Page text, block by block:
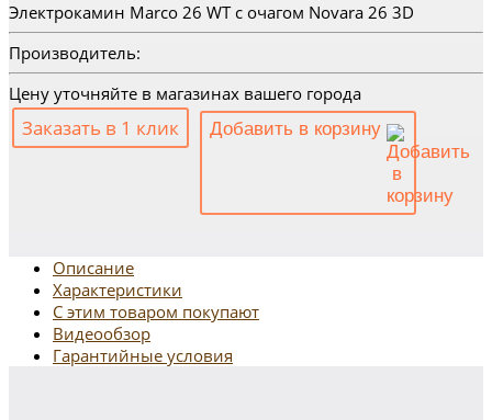
Электрокамин Marco 26 WT с очагом Novara 26 3D
Производитель:
Цену уточняйте в магазинах вашего города
Заказать в 1 клик Добавить в корзину
Описание
Характеристики
С этим товаром покупают
Видеообзор
Гарантийные условия